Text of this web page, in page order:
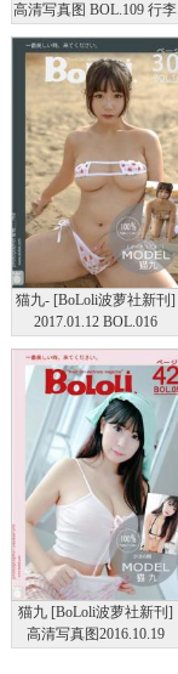
高清写真图 BOL.109 行李
猫九- [BoLoli波萝社新刊]
2017.01.12 BOL.016
猫九 [BoLoli波萝社新刊]
高清写真图2016.10.19